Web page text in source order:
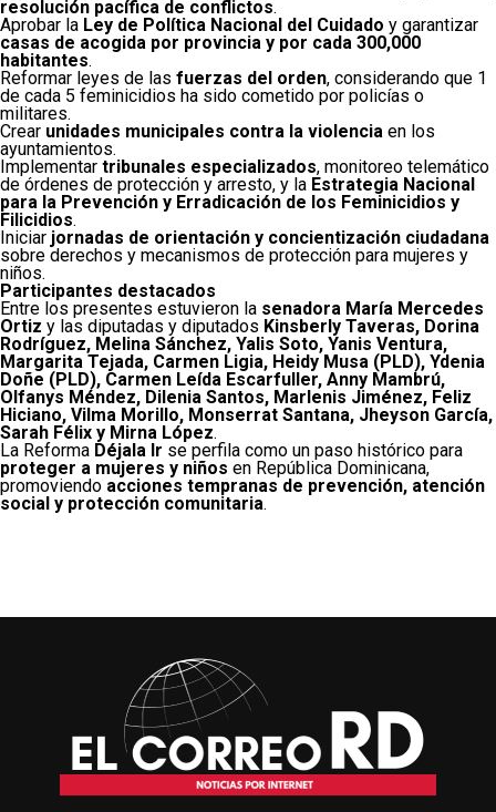
resolución pacífica de conflictos.
Aprobar la Ley de Política Nacional del Cuidado y garantizar
casas de acogida por provincia y por cada 300,000
habitantes.
Reformar leyes de las fuerzas del orden, considerando que 1
de cada 5 feminicidios ha sido cometido por policías o
militares.
Crear unidades municipales contra la violencia en los
ayuntamientos.
Implementar tribunales especializados, monitoreo telemático
de órdenes de protección y arresto, y la Estrategia Nacional
para la Prevención y Erradicación de los Feminicidios y
Filicidios.
Iniciar jornadas de orientación y concientización ciudadana
sobre derechos y mecanismos de protección para mujeres y
niños.
Participantes destacados
Entre los presentes estuvieron la senadora María Mercedes
Ortiz y las diputadas y diputados Kinsberly Taveras, Dorina
Rodríguez, Melina Sánchez, Yalis Soto, Yanis Ventura,
Margarita Tejada, Carmen Ligia, Heidy Musa (PLD), Ydenia
Doñe (PLD), Carmen Leída Escarfuller, Anny Mambrú,
Olfanys Méndez, Dilenia Santos, Marlenis Jiménez, Feliz
Hiciano, Vilma Morillo, Monserrat Santana, Jheyson García,
Sarah Félix y Mirna López.
La Reforma Déjala Ir se perfila como un paso histórico para
proteger a mujeres y niños en República Dominicana,
promoviendo acciones tempranas de prevención, atención
social y protección comunitaria.